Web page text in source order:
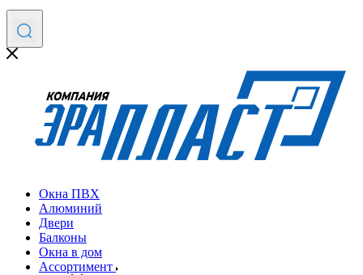
Окна ПВХ
Алюминий
Двери
Балконы
Окна в дом
Ассортимент